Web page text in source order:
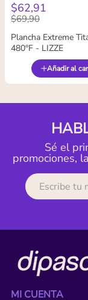
$62,91
$69,90
Plancha Extreme
480°F - LIZZE
Añadir al
Sé el
promociones,
MI CUENTA